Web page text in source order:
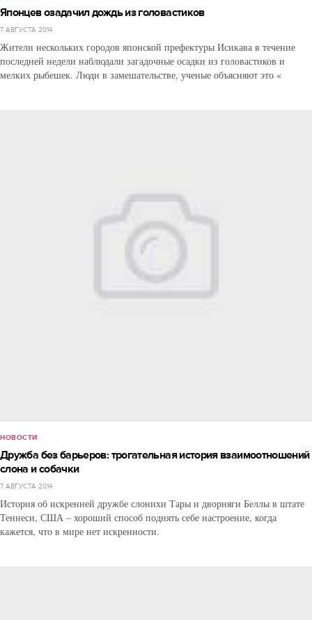
Японцев озадачил дождь из головастиков
7 АВГУСТА 2014
Жители нескольких городов японской префектуры Исикава в течение
последней недели наблюдали загадочные осадки из головастиков и
мелких рыбешек. Люди в замешательстве, ученые объясняют это «
НОВОСТИ
Дружба без барьеров: трогательная история взаимоотношений
слона и собачки
7 АВГУСТА 2014
История об искренней дружбе слонихи Тары и дворняги Беллы в штате
Теннеси, США – хороший способ поднять себе настроение, когда
кажется, что в мире нет искренности.